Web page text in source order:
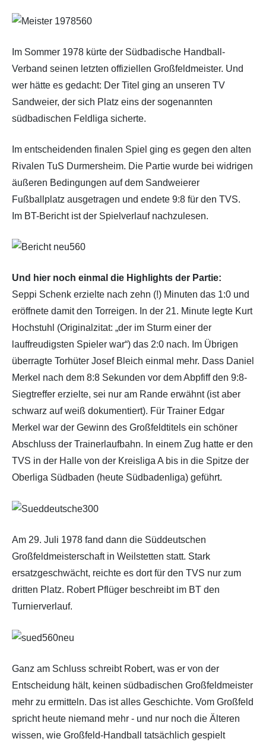
Im Sommer 1978 kürte der Südbadische Handball-
Verband seinen letzten offiziellen Großfeldmeister. Und
wer hätte es gedacht: Der Titel ging an unseren TV
Sandweier, der sich Platz eins der sogenannten
südbadischen Feldliga sicherte.
Im entscheidenden finalen Spiel ging es gegen den alten
Rivalen TuS Durmersheim. Die Partie wurde bei widrigen
äußeren Bedingungen auf dem Sandweierer
Fußballplatz ausgetragen und endete 9:8 für den TVS.
Im BT-Bericht ist der Spielverlauf nachzulesen.
Und hier noch einmal die Highlights der Partie:
Seppi Schenk erzielte nach zehn (!) Minuten das 1:0 und
eröffnete damit den Torreigen. In der 21. Minute legte Kurt
Hochstuhl (Originalzitat: „der im Sturm einer der
lauffreudigsten Spieler war“) das 2:0 nach. Im Übrigen
überragte Torhüter Josef Bleich einmal mehr. Dass Daniel
Merkel nach dem 8:8 Sekunden vor dem Abpfiff den 9:8-
Siegtreffer erzielte, sei nur am Rande erwähnt (ist aber
schwarz auf weiß dokumentiert). Für Trainer Edgar
Merkel war der Gewinn des Großfeldtitels ein schöner
Abschluss der Trainerlaufbahn. In einem Zug hatte er den
TVS in der Halle von der Kreisliga A bis in die Spitze der
Oberliga Südbaden (heute Südbadenliga) geführt.
Am 29. Juli 1978 fand dann die Süddeutschen
Großfeldmeisterschaft in Weilstetten statt. Stark
ersatzgeschwächt, reichte es dort für den TVS nur zum
dritten Platz. Robert Pflüger beschreibt im BT den
Turnierverlauf.
Ganz am Schluss schreibt Robert, was er von der
Entscheidung hält, keinen südbadischen Großfeldmeister
mehr zu ermitteln. Das ist alles Geschichte. Vom Großfeld
spricht heute niemand mehr - und nur noch die Älteren
wissen, wie Großfeld-Handball tatsächlich gespielt